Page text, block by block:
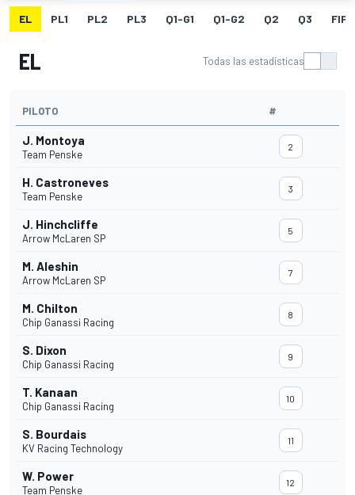
EL PL1 PL2 PL3 Q1-G1 Q1-G2 Q2 Q3 FIP
EL Todas las estadísticas
PILOTO #
J. Montoya
Team Penske
2
H. Castroneves
Team Penske
3
J. Hinchcliffe
Arrow McLaren SP
5
M. Aleshin
Arrow McLaren SP
7
M. Chilton
Chip Ganassi Racing
8
S. Dixon
Chip Ganassi Racing
9
T. Kanaan
Chip Ganassi Racing
10
S. Bourdais
KV Racing Technology
11
W. Power
Team Penske
12